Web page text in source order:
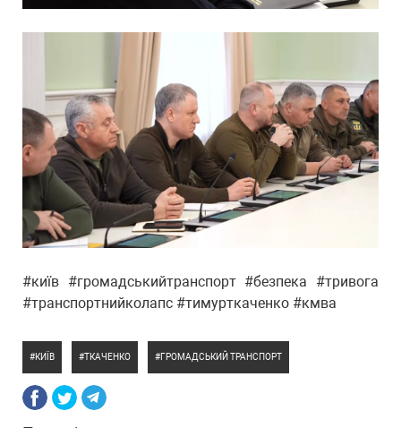
#київ #громадськийтранспорт #безпека #тривога
#транспортнийколапс #тимурткаченко #кмва
КИЇВ ТКАЧЕНКО ГРОМАДСЬКИЙ ТРАНСПОРТ